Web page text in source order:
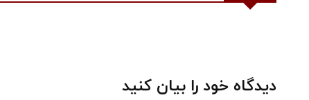
دیدگاه خود را بیان کنید